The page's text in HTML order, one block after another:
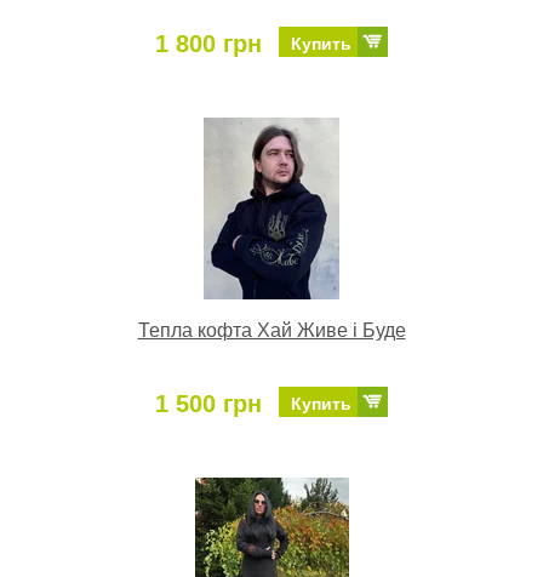
1 800 грн Купить
Тепла кофта Хай Живе і Буде
1 500 грн Купить